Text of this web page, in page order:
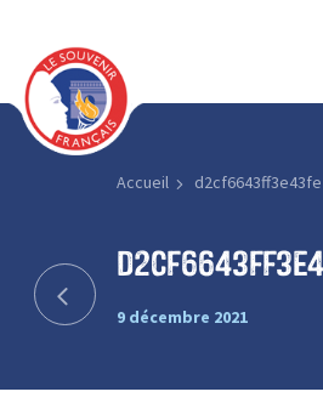
Accueil d2cf6643ff3e43fe
9 décembre 2021